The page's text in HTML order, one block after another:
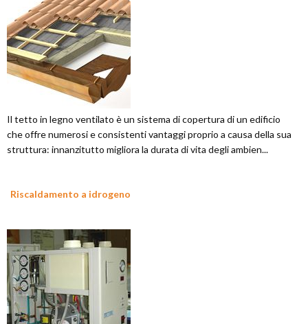
Il tetto in legno ventilato è un sistema di copertura di un edificio
che offre numerosi e consistenti vantaggi proprio a causa della sua
struttura: innanzitutto migliora la durata di vita degli ambien...
Riscaldamento a idrogeno